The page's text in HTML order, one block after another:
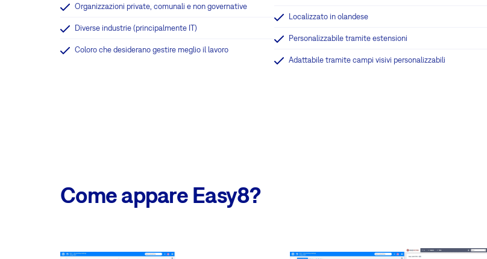
Organizzazioni private, comunali e non governative
Diverse industrie (principalmente IT)
Coloro che desiderano gestire meglio il lavoro
Localizzato in olandese
Personalizzabile tramite estensioni
Adattabile tramite campi visivi personalizzabili
Come appare Easy8?